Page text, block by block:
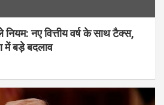
नए वित्तीय वर्ष के साथ टैक्स,
में बड़े बदलाव